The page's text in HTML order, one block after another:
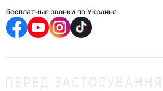
бесплатные звонки по Украине